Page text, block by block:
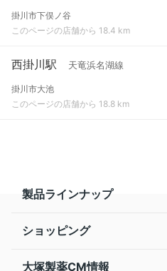
掛川市下俣ノ谷
このページの店舗から 18.4 km
西掛川駅 天竜浜名湖線
掛川市大池
このページの店舗から 18.8 km
製品ラインナップ
ショッピング
大塚製薬CM情報